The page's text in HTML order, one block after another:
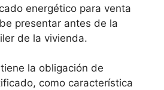
energético para venta
presentar antes de la
de la vivienda.
la obligación de
como característica